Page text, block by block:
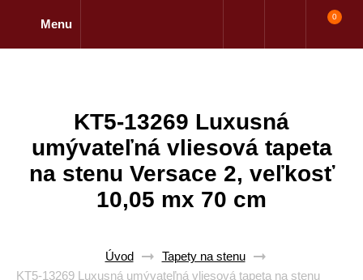
Menu
0
KT5-13269 Luxusná
umývateľná vliesová tapeta
na stenu Versace 2, veľkosť
10,05 mx 70 cm
Úvod
Tapety na stenu
KT5-13269 Luxusná umývateľná vliesová tapeta na stenu